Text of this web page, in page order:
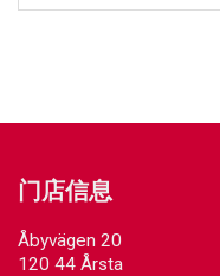
门店信息
Åbyvägen 20
120 44 Årsta